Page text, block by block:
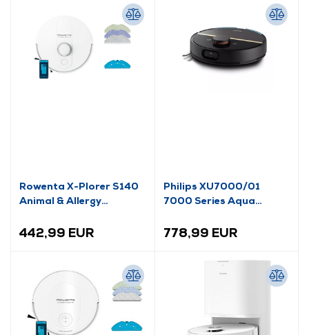
Rowenta X-Plorer S140
Animal & Allergy
usisavač
442,99 EUR
Philips XU7000/01
7000 Series Aqua
778,99 EUR